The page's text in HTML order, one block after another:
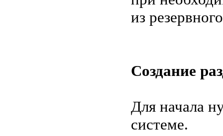
из
Создание
Для начала
системе.